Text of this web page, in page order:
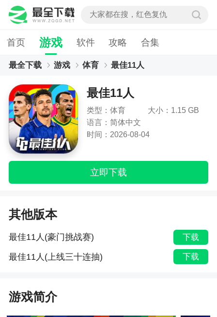
首页 游戏 软件 攻略 合集
最全下载 游戏 体育 最佳11人
最佳11人
类型：体育
大小：1.15 GB
语言：简体中文
时间：2026-08-04
立即下载
其他版本
最佳11人(豪门挑战赛) 下载
最佳11人(上线三十连抽) 下载
游戏简介